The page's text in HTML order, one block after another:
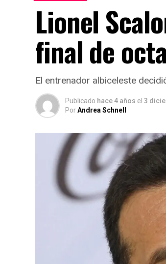
Lionel
final de
El entrenador albiceleste
Publicado hace 4 años el 3
PorAndrea Schnell